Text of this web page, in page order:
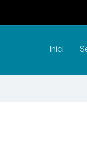
Inici